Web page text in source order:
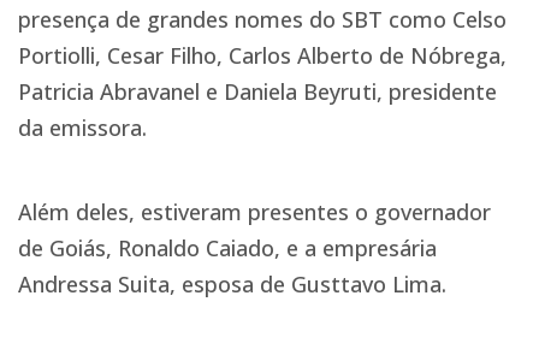
presença de grandes nomes do SBT como Celso
Portiolli, Cesar Filho, Carlos Alberto de Nóbrega,
Patricia Abravanel e Daniela Beyruti, presidente
da emissora.
Além deles, estiveram presentes o governador
de Goiás, Ronaldo Caiado, e a empresária
Andressa Suita, esposa de Gusttavo Lima.